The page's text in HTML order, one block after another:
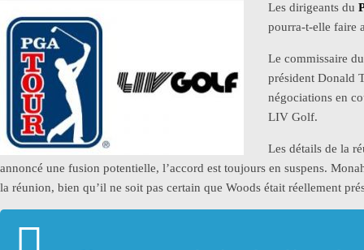
Les dirigeants du
pourra-t-elle faire
Le commissaire
président Donald
négociations en
LIV Golf.
Les détails de la
annoncé une fusion potentielle, l’accord est toujours en suspens.
la réunion, bien qu’il ne soit pas certain que Woods était réellement